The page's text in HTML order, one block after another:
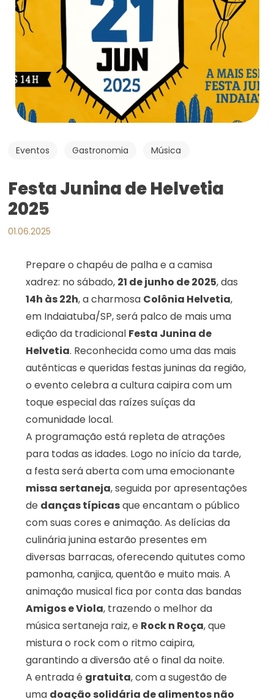
Eventos Gastronomia Música
Festa Junina de Helvetia
2025
01.06.2025
Prepare o chapéu de palha e a camisa
xadrez: no sábado, 21 de junho de 2025, das
14h às 22h, a charmosa Colônia Helvetia,
em Indaiatuba/SP, será palco de mais uma
edição da tradicional Festa Junina de
Helvetia. Reconhecida como uma das mais
autênticas e queridas festas juninas da região,
o evento celebra a cultura caipira com um
toque especial das raízes suíças da
comunidade local.
A programação está repleta de atrações
para todas as idades. Logo no início da tarde,
a festa será aberta com uma emocionante
missa sertaneja, seguida por apresentações
de danças típicasque encantam o público
com suas cores e animação. As delícias da
culinária junina estarão presentes em
diversas barracas, oferecendo quitutes como
pamonha, canjica, quentão e muito mais. A
animação musical fica por conta das bandas
Amigos e Viola, trazendo o melhor da
música sertaneja raiz, e Rock n Roça, que
mistura o rock com o ritmo caipira,
garantindo a diversão até o final da noite.
A entrada é gratuita, com a sugestão de
uma doação solidária de alimentos não